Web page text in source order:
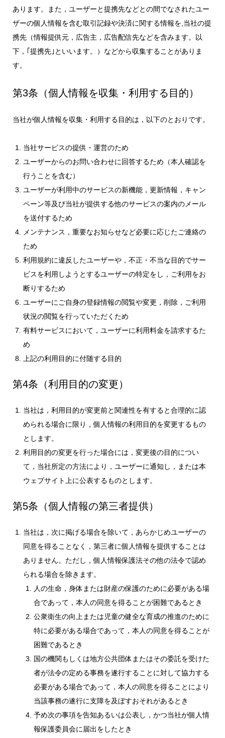
あります。また，ユーザーと提携先などとの間でなされたユー
ザーの個人情報を含む取引記録や決済に関する情報を,当社の提
携先（情報提供元，広告主，広告配信先などを含みます。以
下，｢提携先｣といいます。）などから収集することがありま
す。
第3条（個人情報を収集・利用する目的）
当社が個人情報を収集・利用する目的は，以下のとおりです。
当社サービスの提供・運営のため
ユーザーからのお問い合わせに回答するため（本人確認を
行うことを含む）
ユーザーが利用中のサービスの新機能，更新情報，キャン
ペーン等及び当社が提供する他のサービスの案内のメール
を送付するため
メンテナンス，重要なお知らせなど必要に応じたご連絡の
ため
利用規約に違反したユーザーや，不正・不当な目的でサー
ビスを利用しようとするユーザーの特定をし，ご利用をお
断りするため
ユーザーにご自身の登録情報の閲覧や変更，削除，ご利用
状況の閲覧を行っていただくため
有料サービスにおいて，ユーザーに利用料金を請求するた
め
上記の利用目的に付随する目的
第4条（利用目的の変更）
当社は，利用目的が変更前と関連性を有すると合理的に認
められる場合に限り，個人情報の利用目的を変更するもの
とします。
利用目的の変更を行った場合には，変更後の目的につい
て，当社所定の方法により，ユーザーに通知し，または本
ウェブサイト上に公表するものとします。
第5条（個人情報の第三者提供）
当社は，次に掲げる場合を除いて，あらかじめユーザーの
同意を得ることなく，第三者に個人情報を提供することは
ありません。ただし，個人情報保護法その他の法令で認め
られる場合を除きます。
人の生命，身体または財産の保護のために必要がある場
合であって，本人の同意を得ることが困難であるとき
公衆衛生の向上または児童の健全な育成の推進のために
特に必要がある場合であって，本人の同意を得ることが
困難であるとき
国の機関もしくは地方公共団体またはその委託を受けた
者が法令の定める事務を遂行することに対して協力する
必要がある場合であって，本人の同意を得ることにより
当該事務の遂行に支障を及ぼすおそれがあるとき
予め次の事項を告知あるいは公表し，かつ当社が個人情
報保護委員会に届出をしたとき